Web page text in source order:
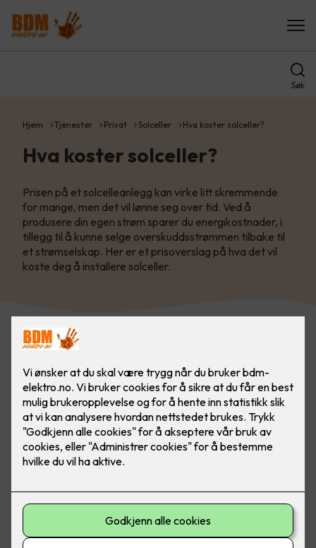
Søk
Hjem Tjenester Privat Solceller Hva koster solceller?
Hva koster solceller?
Prisen på et solcelleanlegg kan virke litt skremmende
for mange, men det vil lønne seg over tid. Ved å
produsere din egen strøm sparer du energikostnader, i
tillegg til å kunne selge overskuddsstrømmen tilbake til
et strømselskap. Her er et prisoverslag på hva det vil
koste deg å installere solceller.
Prisen er avhengig av flere faktorer